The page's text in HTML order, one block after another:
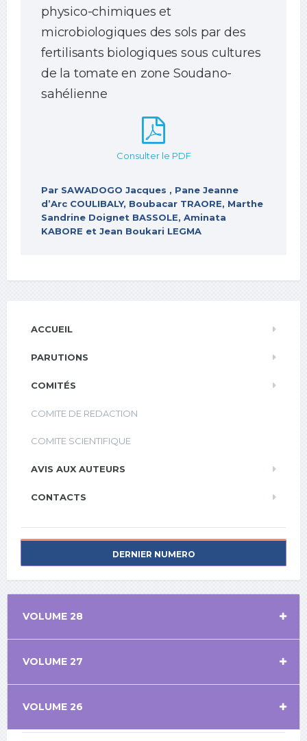
physico-chimiques et
microbiologiques des sols par des
fertilisants biologiques sous cultures
de la tomate en zone Soudano-
sahélienne
Consulter le PDF
Par SAWADOGO Jacques , Pane Jeanne
d’Arc COULIBALY, Boubacar TRAORE, Marthe
Sandrine Doignet BASSOLE, Aminata
KABORE et Jean Boukari LEGMA
ACCUEIL
PARUTIONS
COMITÉS
COMITE DE REDACTION
COMITE SCIENTIFIQUE
AVIS AUX AUTEURS
CONTACTS
DERNIER NUMERO
VOLUME 28
VOLUME 27
VOLUME 26